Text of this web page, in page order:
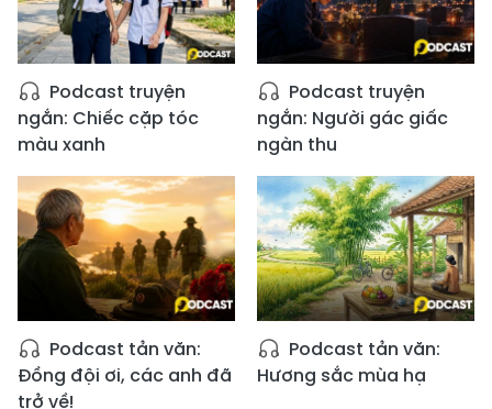
Podcast truyện
ngắn: Chiếc cặp tóc
màu xanh
Podcast truyện
ngắn: Người gác giấc
ngàn thu
Podcast tản văn:
Đồng đội ơi, các anh đã
trở về!
Podcast tản văn:
Hương sắc mùa hạ